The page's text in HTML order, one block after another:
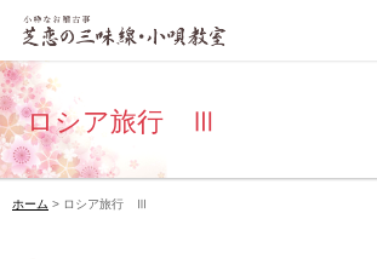
ロシア旅行 Ⅲ
ホーム > ロシア旅行 Ⅲ